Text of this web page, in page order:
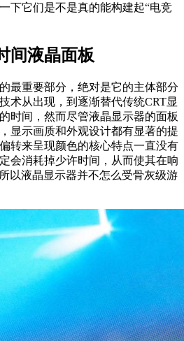
下它们是不是真的能构建起“电竞
间液晶面板
最重要部分，绝对是它的主体部分
从出现，到逐渐替代传统CRT显
时间，然而尽管液晶显示器的面板
显示画质和外观设计都有显著的提
转来呈现颜色的核心特点一直没有
会消耗掉少许时间，从而使其在响
以液晶显示器并不怎么受骨灰级游